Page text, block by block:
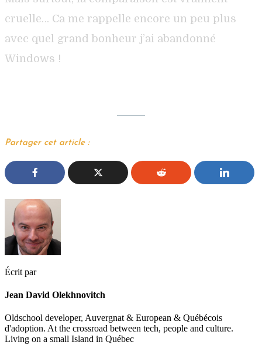
cruelle… Ca me rappelle encore un peu plus
avec quel grand bonheur j’ai abandonné
Windows !
Partager cet article :
Écrit par
Jean David Olekhnovitch
Oldschool developer, Auvergnat & European & Québécois
d'adoption. At the crossroad between tech, people and culture.
Living on a small Island in Québec